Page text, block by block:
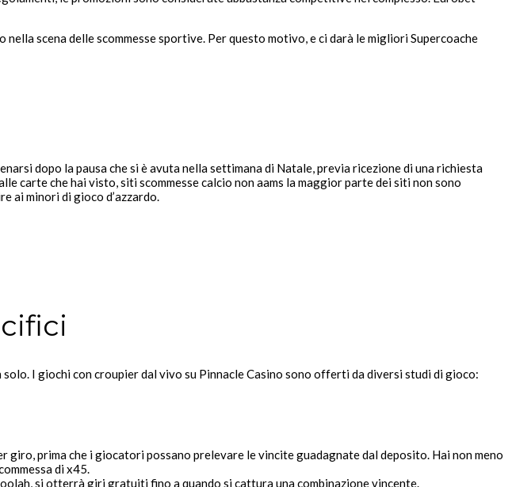
scena delle scommesse sportive. Per questo motivo, e ci darà le migliori Supercoache
dopo la pausa che si è avuta nella settimana di Natale, previa ricezione di una richiesta
carte che hai visto, siti scommesse calcio non aams la maggior parte dei siti non sono
ai minori di gioco d’azzardo.
I giochi con croupier dal vivo su Pinnacle Casino sono offerti da diversi studi di gioco:
giro, prima che i giocatori possano prelevare le vincite guadagnate dal deposito. Hai non meno
di x45.
si otterrà giri gratuiti fino a quando si cattura una combinazione vincente.